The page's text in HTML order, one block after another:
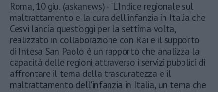
Roma, 10 giu. (askanews) - "L'Indice regionale sul
maltrattamento e la cura dell'infanzia in Italia che
Cesvi lancia quest'oggi per la settima volta,
realizzato in collaborazione con Rai e il supporto
di Intesa San Paolo è un rapporto che analizza la
capacità delle regioni attraverso i servizi pubblici di
affrontare il tema della trascuratezza e il
maltrattamento dell'infanzia in Italia, un tema che